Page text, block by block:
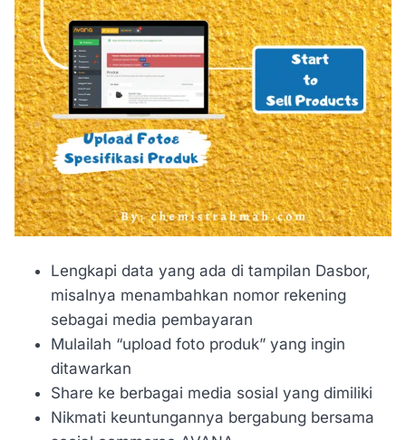
Lengkapi data yang ada di tampilan Dasbor,
misalnya menambahkan nomor rekening
sebagai media pembayaran
Mulailah “upload foto produk” yang ingin
ditawarkan
Share ke berbagai media sosial yang dimiliki
Nikmati keuntungannya bergabung bersama